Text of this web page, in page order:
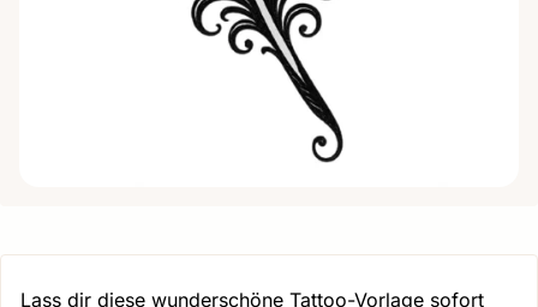
Lass dir diese wunderschöne Tattoo-Vorlage sofort